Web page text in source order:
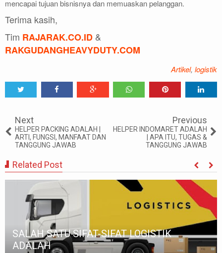
mencapai tujuan bisnisnya dan memuaskan pelanggan.
Terima kasih,
Tim RAJARAK.CO.ID &
RAKGUDANGHEAVYDUTY.COM
Artikel, logistik
Next
HELPER PACKING ADALAH |
ARTI, FUNGSI, MANFAAT DAN
TANGGUNG JAWAB
Previous
HELPER INDOMARET ADALAH
| APA ITU, TUGAS &
TANGGUNG JAWAB
Related Post
SALAH SATU SIFAT-SIFAT LOGISTIK
ADALAH